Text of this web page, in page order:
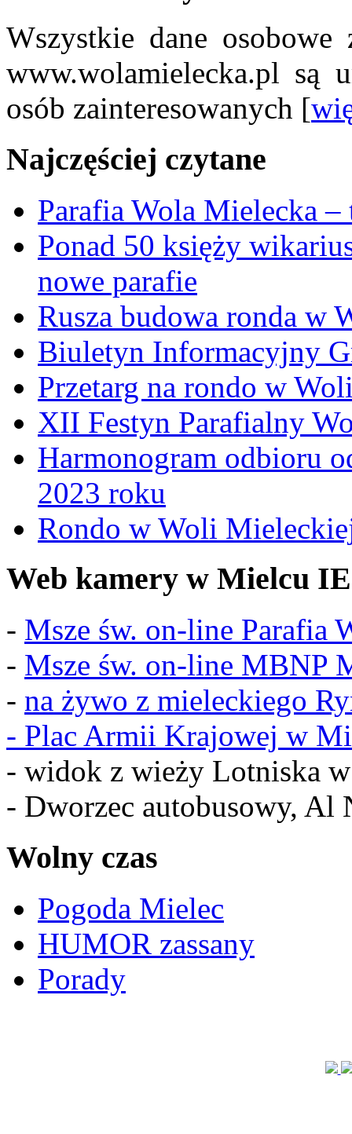
Wszystkie dane osobowe
www.wolamielecka.pl są
osób zainteresowanych [
Najczęściej czytane
Parafia Wola Mielecka
Ponad 50 księży
nowe parafie
Rusza budowa ronda w
Biuletyn Informacyjny
Przetarg na rondo w
XII Festyn Parafialny
Harmonogram odbioru
2023 roku
Rondo w Woli
Web kamery w Mielcu IE
- Msze św. on-line Parafia
- Msze św. on-line MBNP
- na żywo z mieleckiego
- Plac Armii Krajowej w
- widok z wieży Lotniska
- Dworzec autobusowy, Al
Wolny czas
Pogoda Mielec
HUMOR zassany
Porady